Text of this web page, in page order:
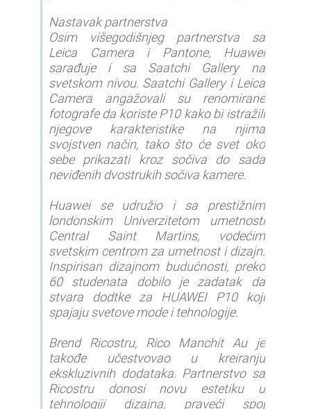
Nastavak partnerstva
Osim višegodišnjeg partnerstva sa
Leica Camera i Pantone, Huawei
sarađuje i sa Saatchi Gallery na
svetskom nivou. Saatchi Gallery i Leica
Camera angažovali su renomirane
fotografe da koriste P10 kako bi istražili
njegove karakteristike na njima
svojstven način, tako što će svet oko
sebe prikazati kroz sočiva do sada
neviđenih dvostrukih sočiva kamere.
Huawei se udružio i sa prestižnim
londonskim Univerzitetom umetnosti
Central Saint Martins, vodećim
svetskim centrom za umetnost i dizajn.
Inspirisan dizajnom budućnosti, preko
60 studenata dobilo je zadatak da
stvara dodtke za HUAWEI P10 koji
spajaju svetove mode i tehnologije.
Brend Ricostru, Rico Manchit Au je
takođe učestvovao u kreiranju
ekskluzivnih dodataka. Partnerstvo sa
Ricostru donosi novu estetiku u
tehnologiji dizajna, praveći spoj